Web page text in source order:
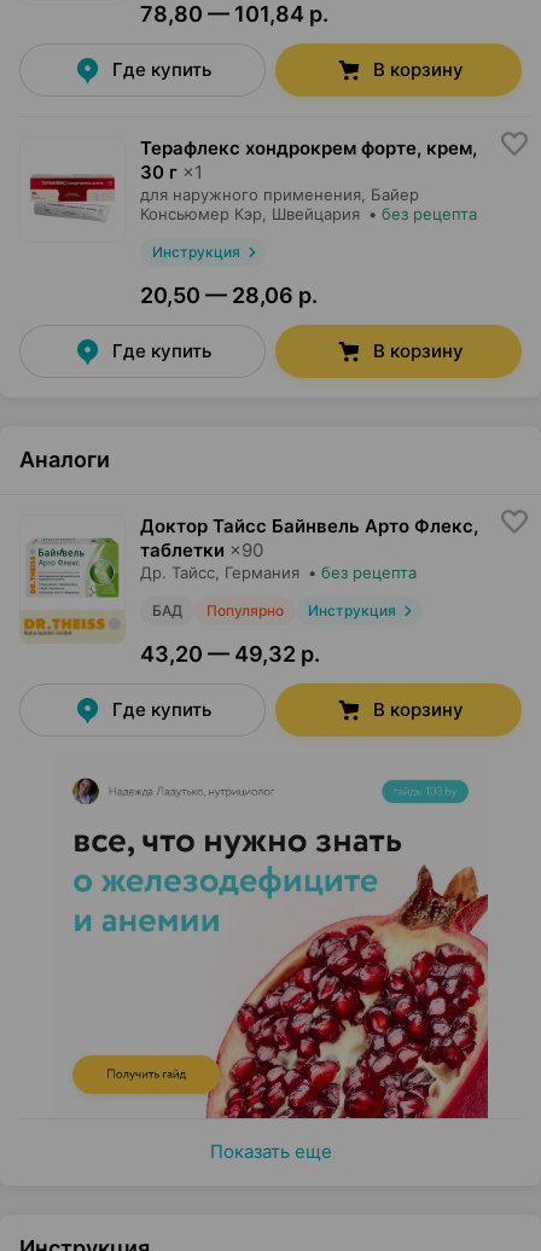
78,80 — 101,84 р.
Где купить В корзину
Терафлекс хондрокрем форте, крем,
30 г ×1
для наружного применения, Байер
Консьюмер Кэр , Швейцария • без рецепта
Инструкция
20,50 — 28,06 р.
Где купить В корзину
Аналоги
Доктор Тайсс Байнвель Арто Флекс,
таблетки ×90
Др. Тайсс , Германия • без рецепта
БАД Популярно Инструкция
43,20 — 49,32 р.
Где купить В корзину
Показать еще